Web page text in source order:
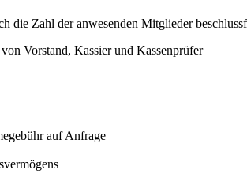
die Zahl der anwesenden Mitglieder
Vorstand, Kassier und Kassenprüfer
auf Anfrage